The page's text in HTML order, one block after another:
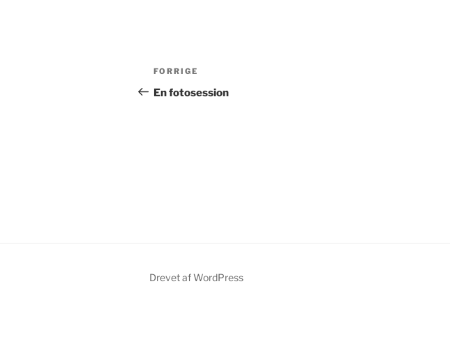
Indlægsnavigation
Forrige
indlæg
FORRIGE
En fotosession
Drevet af WordPress